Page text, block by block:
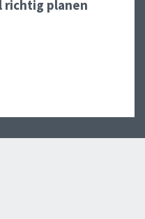
richtig planen